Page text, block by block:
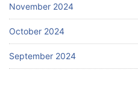
November 2024
October 2024
September 2024